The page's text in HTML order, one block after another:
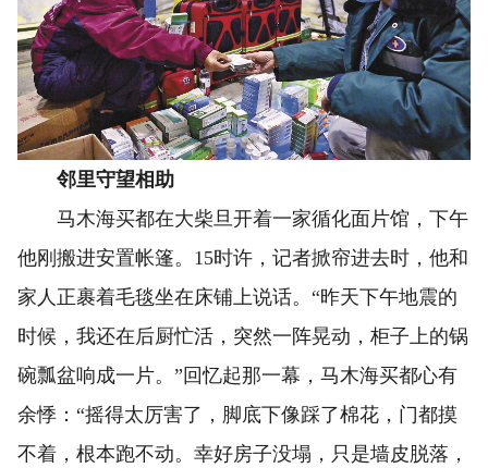
邻里守望相助
马木海买都在大柴旦开着一家循化面片馆，下午
他刚搬进安置帐篷。15时许，记者掀帘进去时，他和
家人正裹着毛毯坐在床铺上说话。“昨天下午地震的
时候，我还在后厨忙活，突然一阵晃动，柜子上的锅
碗瓢盆响成一片。”回忆起那一幕，马木海买都心有
余悸：“摇得太厉害了，脚底下像踩了棉花，门都摸
不着，根本跑不动。幸好房子没塌，只是墙皮脱落，